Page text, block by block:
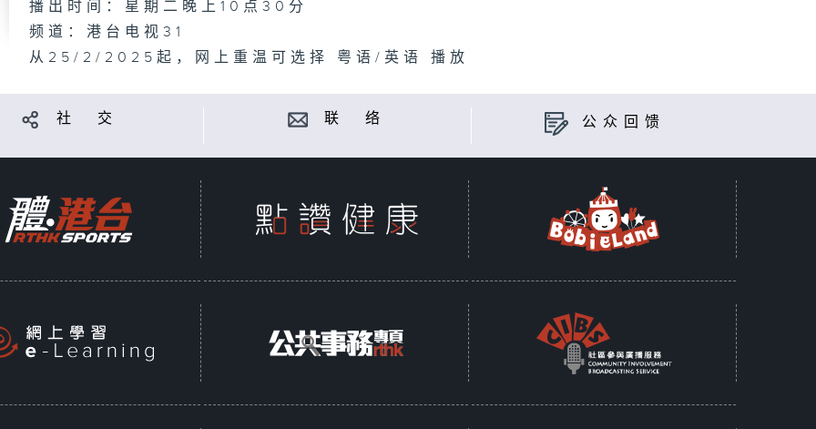
播出时间：星期二晚上10点30分
频道：港台电视31
从25/2/2025起，网上重温可选择 粤语/英语 播放
社 交 联 络 公众回馈